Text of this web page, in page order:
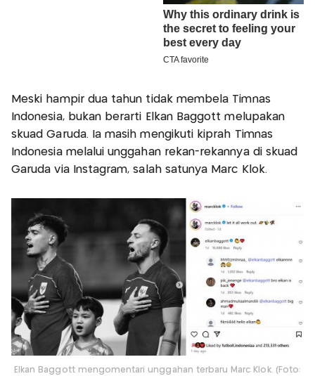
Meski hampir dua tahun tidak membela Timnas
Indonesia, bukan berarti Elkan Baggott melupakan
skuad Garuda. Ia masih mengikuti kiprah Timnas
Indonesia melalui unggahan rekan-rekannya di skuad
Garuda via Instagram, salah satunya Marc Klok.
Elkan Baggott mengomentari unggahan terbaru Marc Klok. (Foto: